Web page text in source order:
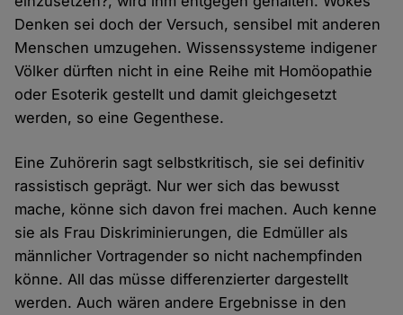
Denken sei doch der Versuch, sensibel mit anderen
Menschen umzugehen. Wissenssysteme indigener
Völker dürften nicht in eine Reihe mit Homöopathie
oder Esoterik gestellt und damit gleichgesetzt
werden, so eine Gegenthese.
Eine Zuhörerin sagt selbstkritisch, sie sei definitiv
rassistisch geprägt. Nur wer sich das bewusst
mache, könne sich davon frei machen. Auch kenne
sie als Frau Diskriminierungen, die Edmüller als
männlicher Vortragender so nicht nachempfinden
könne. All das müsse differenzierter dargestellt
werden. Auch wären andere Ergebnisse in den